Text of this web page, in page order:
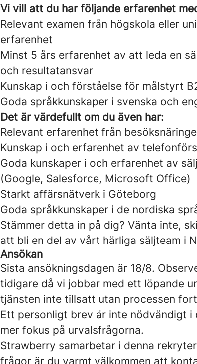
Vi vill att du har följande erfarenhet
Relevant examen från högskola eller
erfarenhet
Minst 5 års erfarenhet av att leda en
och resultatansvar
Kunskap i och förståelse för målstyrt
Goda språkkunskaper i svenska och
Det är värdefullt om du även har:
Relevant erfarenhet från
Kunskap i och erfarenhet av
Goda kunskaper i och erfarenhet av
(Google, Salesforce, Microsoft Office)
Starkt affärsnätverk i Göteborg
Goda språkkunskaper i de nordiska
Stämmer detta in på dig? Vänta inte,
att bli en del av vårt härliga säljteam i
Ansökan
Sista ansökningsdagen är 18/8.
tidigare då vi jobbar med ett löpande
tjänsten inte tillsatt utan processen
Ett personligt brev är inte nödvändigt i
mer fokus på urvalsfrågorna.
Strawberry samarbetar i denna
frågor är du varmt välkommen att